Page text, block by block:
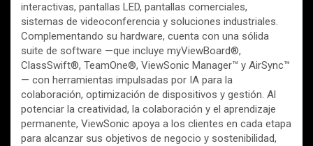
interactivas, pantallas LED, pantallas comerciales,
sistemas de videoconferencia y soluciones industriales.
Complementando su hardware, cuenta con una sólida
suite de software —que incluye myViewBoard®,
ClassSwift®, TeamOne®, ViewSonic Manager™ y AirSync™
— con herramientas impulsadas por IA para la
colaboración, optimización de dispositivos y gestión. Al
potenciar la creatividad, la colaboración y el aprendizaje
permanente, ViewSonic apoya a los clientes en cada etapa
para alcanzar sus objetivos de negocio y sostenibilidad,